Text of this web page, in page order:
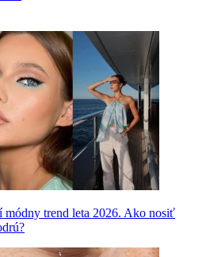
trend leta 2026. Ako nosiť